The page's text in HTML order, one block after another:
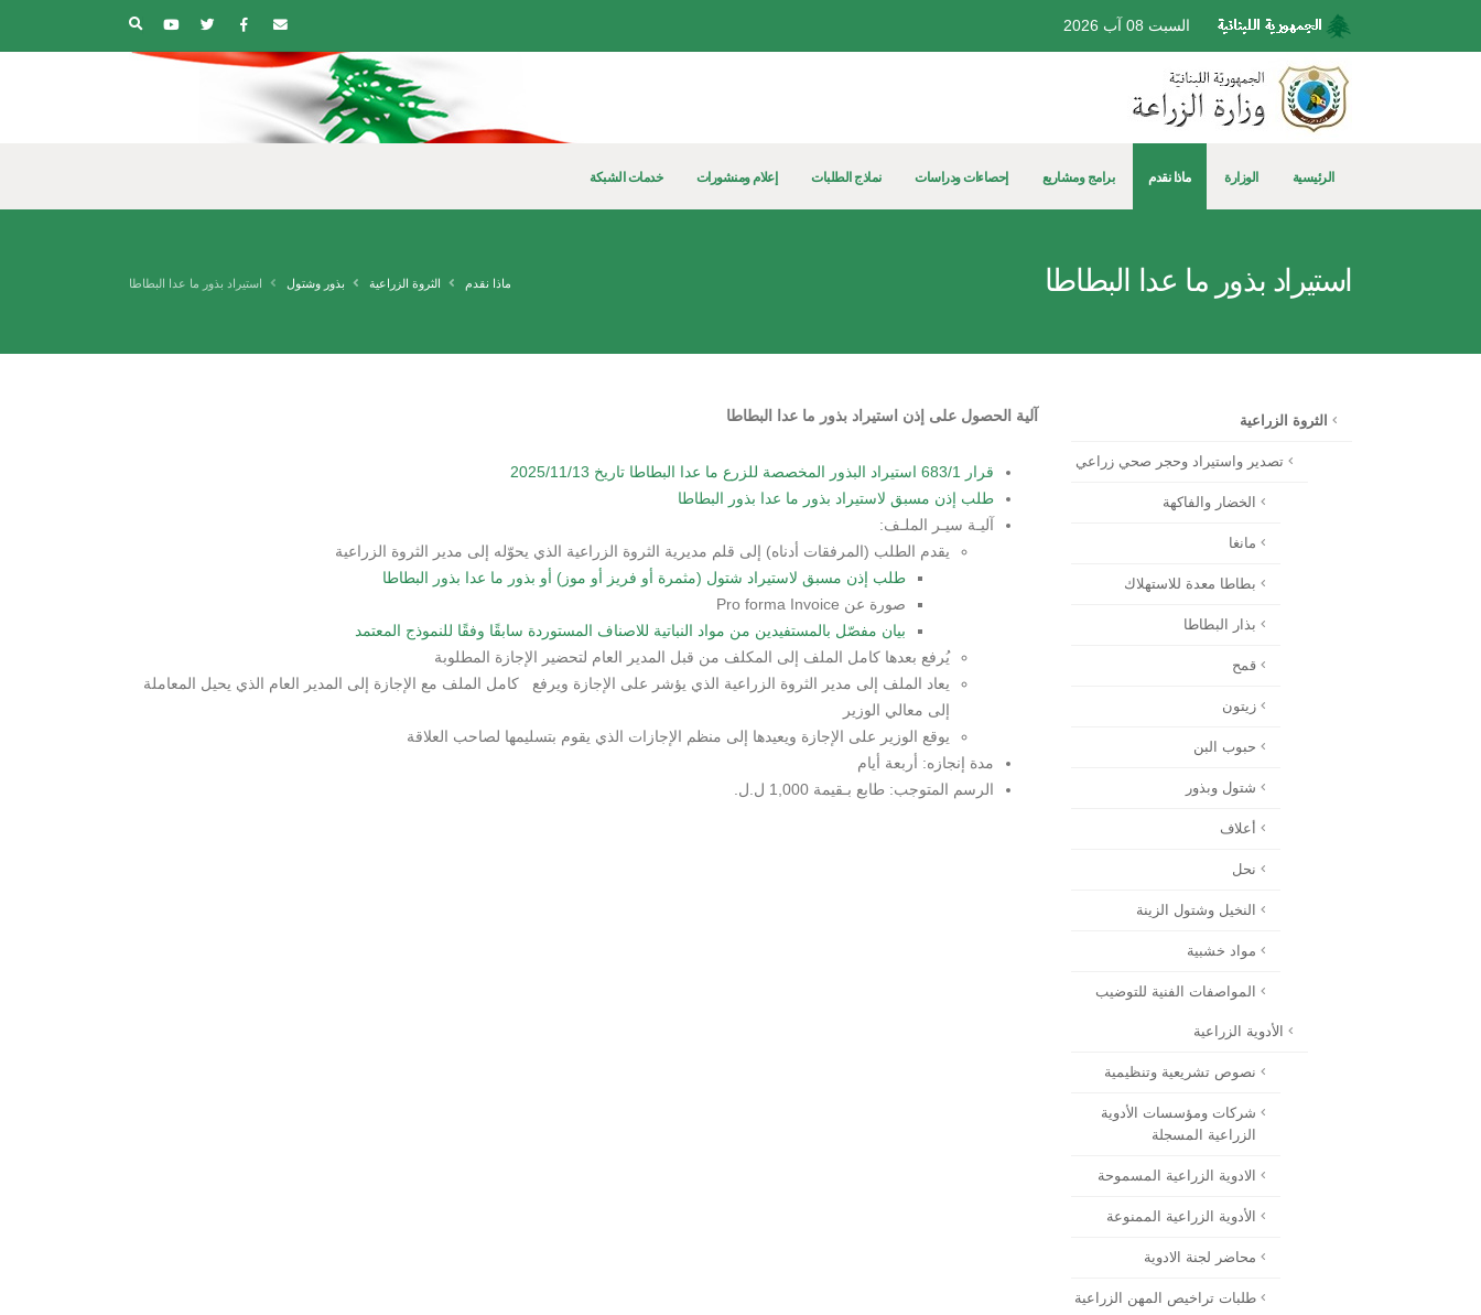
السبت 08 آب 2026
الرئيسية الوزارة ماذا نقدم برامج ومشاريع إحصاءات ودراسات نماذج الطلبات إعلام ومنشورات خدمات الشبكة
استيراد بذور ما عدا البطاطا ماذا نقدم الثروة الزراعية بذور وشتول استيراد بذور ما عدا البطاطا
الثروة الزراعية
تصدير واستيراد وحجر صحي زراعي
الخضار والفاكهة
مانغا
بطاطا معدة للاستهلاك
بذار البطاطا
قمح
زيتون
حبوب البن
شتول وبذور
أعلاف
نحل
النخيل وشتول الزينة
مواد خشبية
المواصفات الفنية للتوضيب
الأدوية الزراعية
نصوص تشريعية وتنظيمية
شركات ومؤسسات الأدوية
الزراعية المسجلة
الادوية الزراعية المسموحة
الأدوية الزراعية الممنوعة
محاضر لجنة الادوية
طلبات تراخيص المهن الزراعية
آلية الحصول على إذن استيراد بذور ما عدا البطاطا
قرار 683/1 استيراد البذور المخصصة للزرع ما عدا البطاطا تاريخ 2025/11/13
طلب إذن مسبق لاستيراد بذور ما عدا بذور البطاطا
آليـة سيـر الملـف:
يقدم الطلب (المرفقات أدناه) إلى قلم مديرية الثروة الزراعية الذي يحوّله إلى مدير الثروة الزراعية
طلب إذن مسبق لاستيراد شتول (مثمرة أو فريز أو موز) أو بذور ما عدا بذور البطاطا
صورة عن Pro forma Invoice
بيان مفصّل بالمستفيدين من مواد النباتية للاصناف المستوردة سابقًا وفقًا للنموذج المعتمد
يُرفع بعدها كامل الملف إلى المكلف من قبل المدير العام لتحضير الإجازة المطلوبة
يعاد الملف إلى مدير الثروة الزراعية الذي يؤشر على الإجازة ويرفع كامل الملف مع الإجازة إلى المدير العام الذي يحيل المعاملة
إلى معالي الوزير
يوقع الوزير على الإجازة ويعيدها إلى منظم الإجازات الذي يقوم بتسليمها لصاحب العلاقة
مدة إنجازه: أربعة أيام
الرسم المتوجب: طابع بـقيمة 1,000 ل.ل.